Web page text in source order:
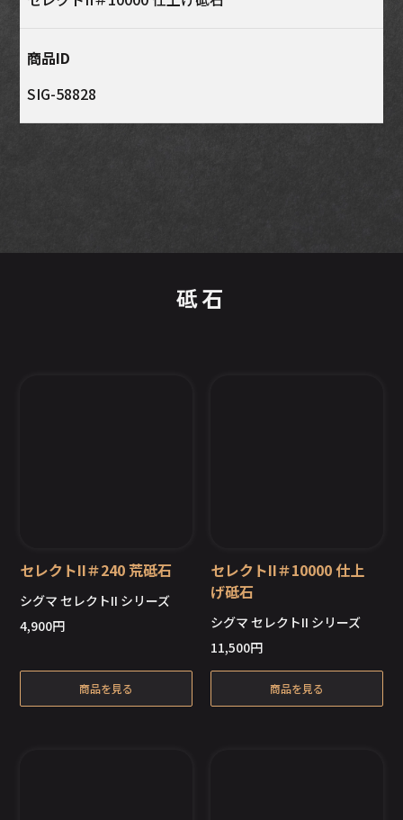
商品ID
SIG-58828
砥石
セレクトII＃240 荒砥石
シグマ セレクトII シリーズ
4,900円
商品を見る
セレクトII＃10000 仕上
げ砥石
シグマ セレクトII シリーズ
11,500円
商品を見る